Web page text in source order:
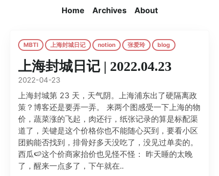
Home Archives About
MBTI 上海封城日记 notion 张爱玲 blog
上海封城日记 | 2022.04.23
2022-04-23
上海封城第 23 天，天气阴。上海浦东出了硬隔离政
策？博客还是要弄一弄。 来两个图感受一下上海的物
价，蔬菜涨的飞起，肉还行，纸张记录的算是标配渠
道了，关键是这个价格你也不能随心买到，要看小区
团购能否找到，排骨好多天没吃了，没见过单卖的。
西瓜🍉这个价商家抬价也见怪不怪： 昨天睡的太晚
了，醒来一点多了，下午就在..